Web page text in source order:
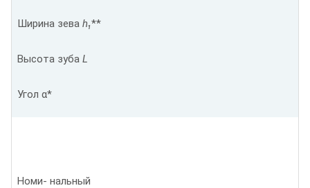
Ширина зева h₁**
Высота зуба L
Угол α*
Номи- нальный